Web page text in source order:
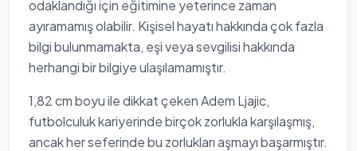
odaklandığı için eğitimine yeterince zaman
ayıramamış olabilir. Kişisel hayatı hakkında çok fazla
bilgi bulunmamakta, eşi veya sevgilisi hakkında
herhangi bir bilgiye ulaşılamamıştır.
1,82 cm boyu ile dikkat çeken Adem Ljajic,
futbolculuk kariyerinde birçok zorlukla karşılaşmış,
ancak her seferinde bu zorlukları aşmayı başarmıştır.